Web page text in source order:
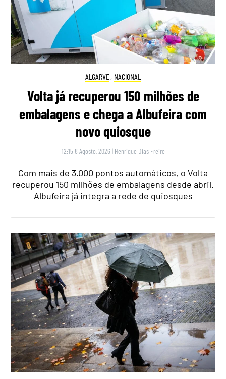
ALGARVE, NACIONAL
Volta já recuperou 150 milhões de
embalagens e chega a Albufeira com
novo quiosque
12:15 8 Agosto, 2026 | Henrique Dias Freire
Com mais de 3.000 pontos automáticos, o Volta
recuperou 150 milhões de embalagens desde abril.
Albufeira já integra a rede de quiosques